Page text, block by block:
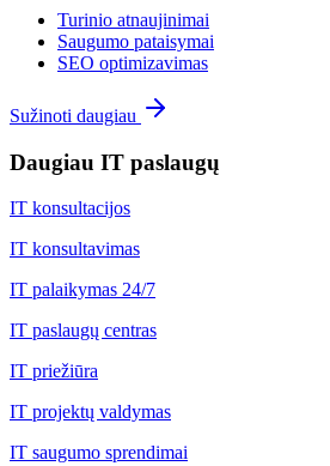
Turinio atnaujinimai
Saugumo pataisymai
SEO optimizavimas
Sužinoti daugiau
Daugiau IT paslaugų
IT konsultacijos
IT konsultavimas
IT palaikymas 24/7
IT paslaugų centras
IT priežiūra
IT projektų valdymas
IT saugumo sprendimai